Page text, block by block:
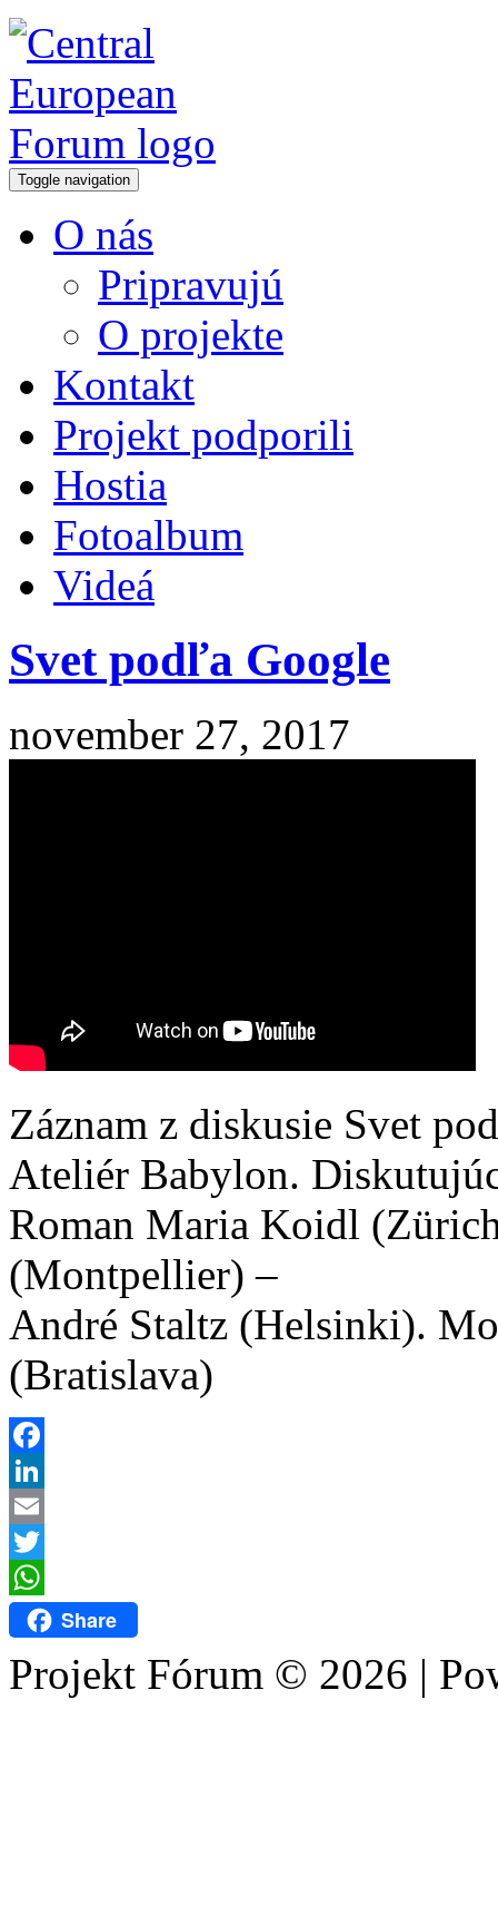
Toggle navigation
O nás
Pripravujú
O projekte
Kontakt
Projekt podporili
Hostia
Fotoalbum
Videá
Svet podľa Google
november 27, 2017
Záznam z diskusie Svet
Ateliér Babylon.
Roman Maria Koidl
(Montpellier) –
André Staltz (Helsinki).
(Bratislava)
Facebook
LinkedIn
Email
Twitter
WhatsAppShare
Projekt Fórum © 2026 |